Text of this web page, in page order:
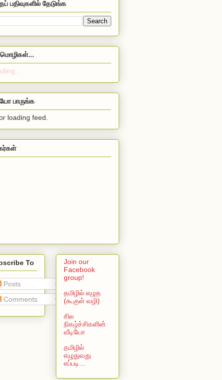
பதிவுகளில் தேடுங்க
பாருங்க
loading feed.
To
Posts
Comments
Join our
Facebook
group!
தமிழில் எழுத
(கூகுள் வழி)
சில
நிகழ்ச்சிகளின்
வீடியோ
தமிழில்
எழுதுவது
எப்படி...